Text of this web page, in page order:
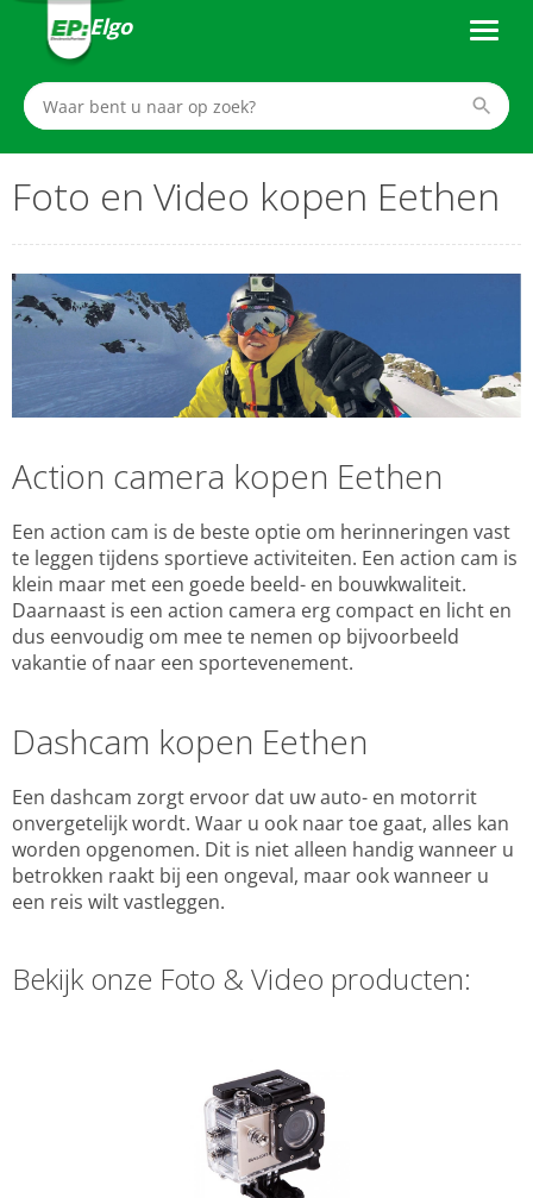
Elgo
Foto en Video kopen Eethen
Action camera kopen Eethen
Een action cam is de beste optie om herinneringen vast
te leggen tijdens sportieve activiteiten. Een action cam is
klein maar met een goede beeld- en bouwkwaliteit.
Daarnaast is een action camera erg compact en licht en
dus eenvoudig om mee te nemen op bijvoorbeeld
vakantie of naar een sportevenement.
Dashcam kopen Eethen
Een dashcam zorgt ervoor dat uw auto- en motorrit
onvergetelijk wordt. Waar u ook naar toe gaat, alles kan
worden opgenomen. Dit is niet alleen handig wanneer u
betrokken raakt bij een ongeval, maar ook wanneer u
een reis wilt vastleggen.
Bekijk onze Foto & Video producten: